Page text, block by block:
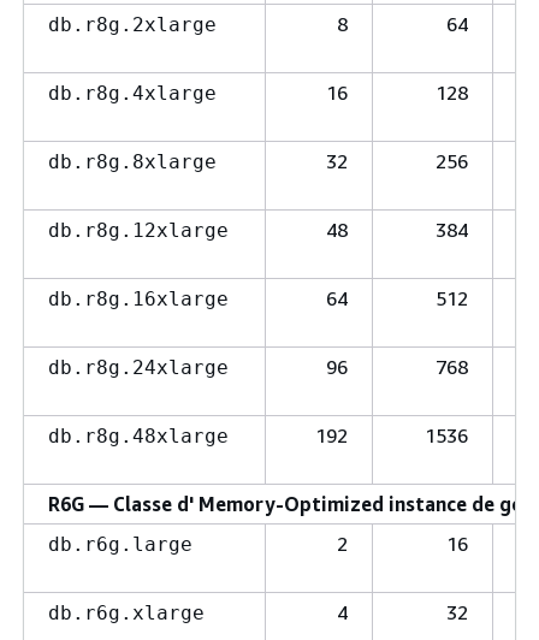
db.r8g.2xlarge 8 64
db.r8g.4xlarge 16 128
db.r8g.8xlarge 32 256
db.r8g.12xlarge 48 384
db.r8g.16xlarge 64 512
db.r8g.24xlarge 96 768
db.r8g.48xlarge 192 1536
R6G — Classe d' Memory-Optimized instance de
db.r6g.large 2 16
db.r6g.xlarge 4 32